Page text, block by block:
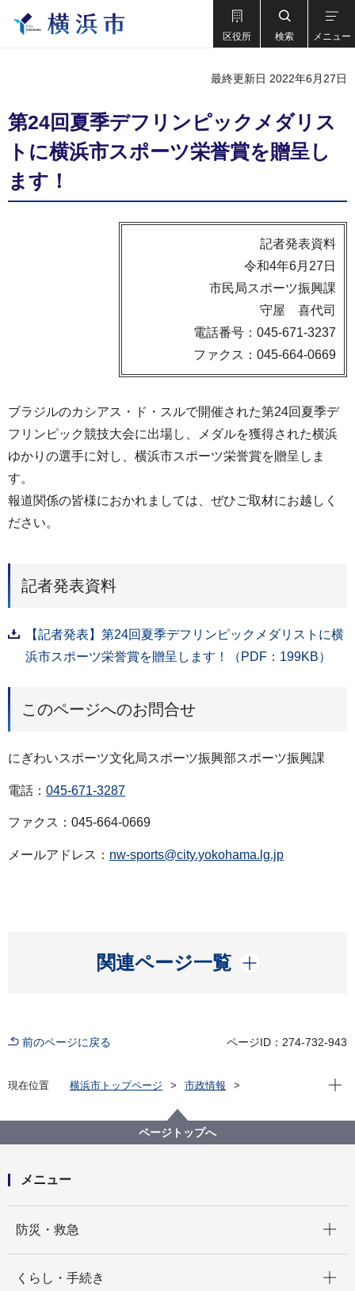
区役所 検索 メニュー
最終更新日 2022年6月27日
第24回夏季デフリンピックメダリス
トに横浜市スポーツ栄誉賞を贈呈し
ます！
記者発表資料
令和4年6月27日
市民局スポーツ振興課
守屋 喜代司
電話番号：045-671-3237
ファクス：045-664-0669
ブラジルのカシアス・ド・スルで開催された第24回夏季デ
フリンピック競技大会に出場し、メダルを獲得された横浜
ゆかりの選手に対し、横浜市スポーツ栄誉賞を贈呈しま
す。
報道関係の皆様におかれましては、ぜひご取材にお越しく
ださい。
記者発表資料
【記者発表】第24回夏季デフリンピックメダリストに横
浜市スポーツ栄誉賞を贈呈します！（PDF：199KB）
このページへのお問合せ
にぎわいスポーツ文化局スポーツ振興部スポーツ振興課
電話： 045-671-3287
ファクス：045-664-0669
メールアドレス： nw-sports@city.yokohama.lg.jp
関連ページ一覧
開く
前のページに戻る ページID：274-732-943
現在位置 横浜市トップページ
市政情報
第24回夏季デフリンピックメダリストに横浜市スポー
ツ栄誉賞を贈呈します！
現在
ページトップへ
メニュー
防災・救急
くらし・手続き